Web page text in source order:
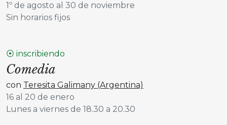
1º de agosto al 30 de noviembre
Sin horarios fijos
⦿ inscribiendo
Comedia
con Teresita Galimany (Argentina)
16 al 20 de enero
Lunes a viernes de 18.30 a 20.30